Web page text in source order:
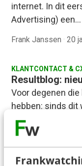
internet. In dit
Advertising) een…
Frank Janssen · 20
KLANTCONTACT &
Resultblog:
Voor degenen
hebben: sinds dit
Resultblog is
Adforesult,…